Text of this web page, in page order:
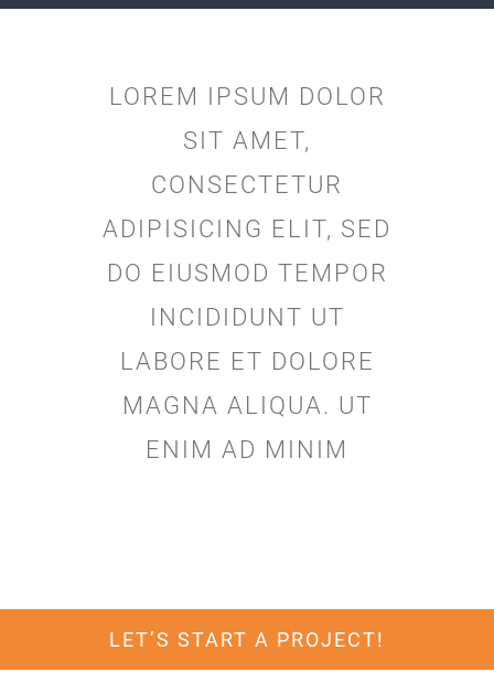
LOREM IPSUM DOLOR
SIT AMET,
CONSECTETUR
ADIPISICING ELIT, SED
DO EIUSMOD TEMPOR
INCIDIDUNT UT
LABORE ET DOLORE
MAGNA ALIQUA. UT
ENIM AD MINIM
LET’S START A PROJECT!